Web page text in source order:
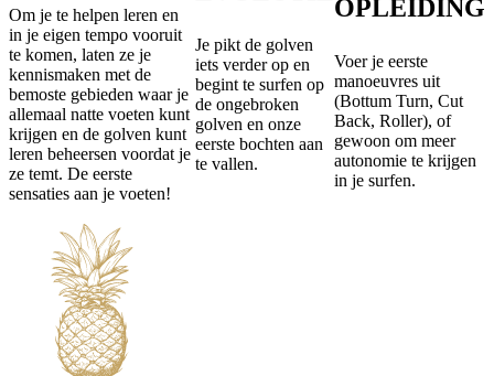
Om je te helpen leren en
in je eigen tempo vooruit
te komen, laten ze je
kennismaken met de
bemoste gebieden waar je
allemaal natte voeten kunt
krijgen en de golven kunt
leren beheersen voordat je
ze temt. De eerste
sensaties aan je voeten!
Je pikt de golven
iets verder op en
begint te surfen op
de ongebroken
golven en onze
eerste bochten aan
te vallen.
OPLEIDING
Voer je eerste
manoeuvres uit
(Bottum Turn, Cut
Back, Roller), of
gewoon om meer
autonomie te krijgen
in je surfen.